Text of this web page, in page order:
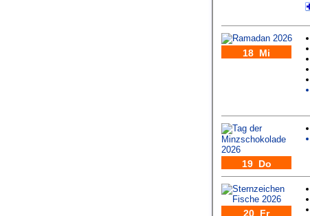
18 Mi
19 Do
20 Fr